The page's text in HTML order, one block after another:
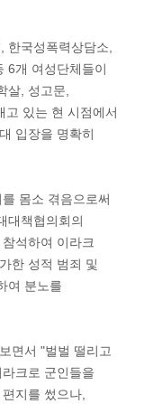
한국성폭력상담소,
6개 여성단체들이
살, 성고문,
고 있는 현 시점에서
입장을 명확히
몸소 겪음으로써
대책협의회의
석하여 이라크
한 성적 범죄 및
여 분노를
면서 "벌벌 떨리고
크로 군인들을
지를 썼으나,